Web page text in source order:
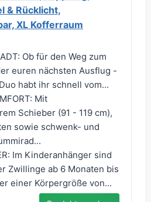
& Rücklicht,
XL Kofferraum
Ob für den Weg zum
euren nächsten Ausflug -
habt ihr schnell vom...
Mit
Schieber (91 - 119 cm),
sowie schwenk- und
Im Kinderanhänger sind
Zwillinge ab 6 Monaten bis
einer Körpergröße von...